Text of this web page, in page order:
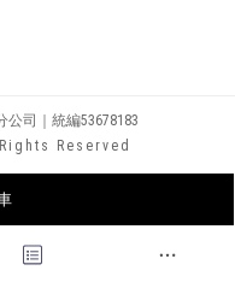
司｜統編53678183
Reserved